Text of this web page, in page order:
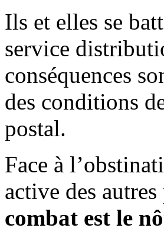
Ils et elles se
service
conséquences
des conditions
postal.
Face à
active des
combat est le